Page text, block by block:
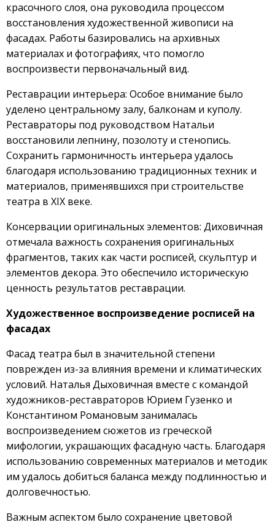
красочного слоя, она руководила процессом
восстановления художественной живописи на
фасадах. Работы базировались на архивных
материалах и фотографиях, что помогло
воспроизвести первоначальный вид.
Реставрации интерьера: Особое внимание было
уделено центральному залу, балконам и куполу.
Реставраторы под руководством Натальи
восстановили лепнину, позолоту и стенопись.
Сохранить гармоничность интерьера удалось
благодаря использованию традиционных техник и
материалов, применявшихся при строительстве
театра в XIX веке.
Консервации оригинальных элементов: Диховичная
отмечала важность сохранения оригинальных
фрагментов, таких как части росписей, скульптур и
элементов декора. Это обеспечило историческую
ценность результатов реставрации.
Художественное воспроизведение росписей на
фасадах
Фасад театра был в значительной степени
поврежден из-за влияния времени и климатических
условий. Наталья Дыховичная вместе с командой
художников-реставраторов Юрием Гузенко и
Константином Романовым занималась
воспроизведением сюжетов из греческой
мифологии, украшающих фасадную часть. Благодаря
использованию современных материалов и методик
им удалось добиться баланса между подлинностью и
долговечностью.
Важным аспектом было сохранение цветовой